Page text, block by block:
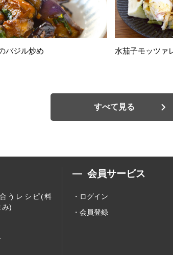
バジル炒め 水茄子モッツァ
すべて見る
うレシピ(料
み)
会員サービス
ログイン
会員登録